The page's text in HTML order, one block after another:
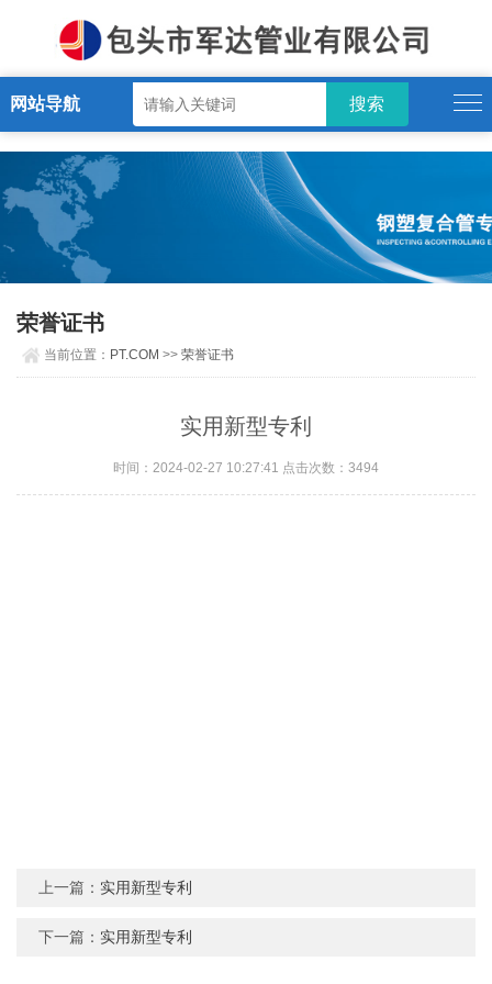
PT.COM
网站导航
荣誉证书
当前位置： PT.COM >>荣誉证书
实用新型专利
时间：2024-02-27 10:27:41 点击次数：3494
上一篇： 实用新型专利
下一篇： 实用新型专利